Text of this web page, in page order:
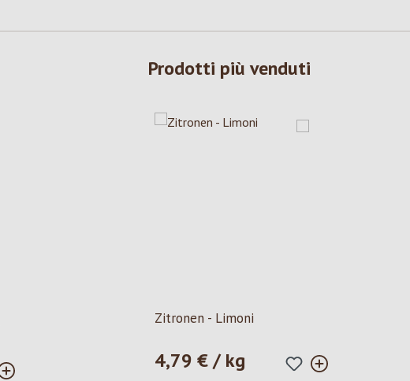
Prodotti più venduti
Zitronen - Limoni
Prezzo normale:
4,79 € / kg